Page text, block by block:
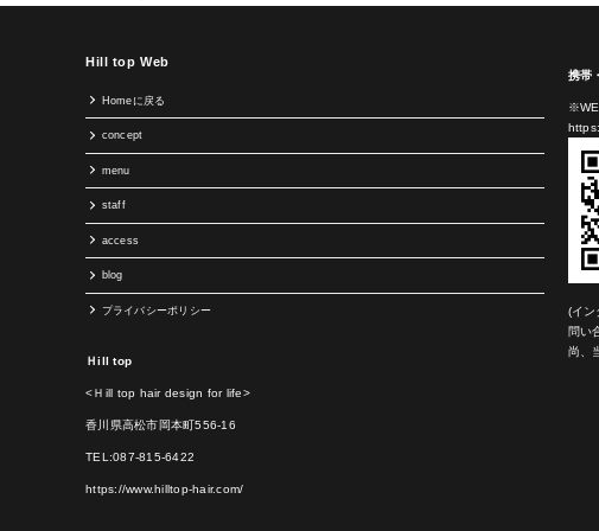
Hill top Web
Homeに戻る
concept
menu
staff
access
blog
プライバシーポリシー
Ｈill top
<Ｈill top hair design for life>
香川県高松市岡本町556-16
TEL:087-815-6422
https://www.hilltop-hair.com/
携帯
(イン
問い
尚、